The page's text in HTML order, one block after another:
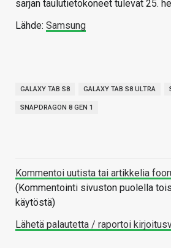
sarjan taulutietokoneet tulevat 25.
Lähde: Samsung
GALAXY TAB S8 GALAXY TAB S8 ULTRA
SNAPDRAGON 8 GEN 1
Kommentoi uutista tai artikkelia
(Kommentointi sivuston puolella
käytöstä)
Lähetä palautetta / raportoi